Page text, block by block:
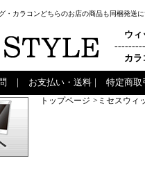
・カラコンどちらのお店の商品も同梱発送
ウィ
カラ
お支払い・送料 特定商取
トップページ >ミセスウィ